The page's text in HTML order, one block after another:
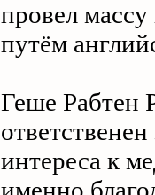
провел
путём
Геше Рабтен
интереса к